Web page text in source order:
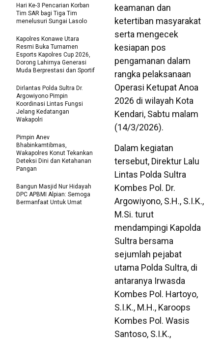
keamanan dan
ketertiban masyarakat
serta mengecek
kesiapan pos
pengamanan dalam
rangka pelaksanaan
Operasi Ketupat Anoa
2026 di wilayah Kota
Kendari, Sabtu malam
(14/3/2026).
Dalam kegiatan
tersebut, Direktur Lalu
Lintas Polda Sultra
Kombes Pol. Dr.
Argowiyono, S.H., S.I.K.,
M.Si. turut
mendampingi Kapolda
Sultra bersama
sejumlah pejabat
utama Polda Sultra, di
antaranya Irwasda
Kombes Pol. Hartoyo,
S.I.K., M.H., Karoops
Kombes Pol. Wasis
Santoso, S.I.K.,
Hari Ke-3 Pencarian Korban
Tim SAR bagi Tiga Tim
menelusuri Sungai Lasolo
Kapolres Konawe Utara
Resmi Buka Turnamen
Esports Kapolres Cup 2026,
Dorong Lahirnya Generasi
Muda Berprestasi dan Sportif
Dirlantas Polda Sultra Dr.
Argowiyono Pimpin
Koordinasi Lintas Fungsi
Jelang Kedatangan
Wakapolri
Pimpin Anev
Bhabinkamtibmas,
Wakapolres Konut Tekankan
Deteksi Dini dan Ketahanan
Pangan
Bangun Masjid Nur Hidayah
DPC APBMI Alpian: Semoga
Bermanfaat Untuk Umat